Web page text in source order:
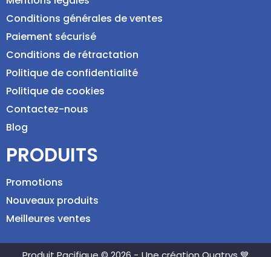
Conditions générales de ventes
Paiement sécurisé
Conditions de rétractation
Politique de confidentialité
Politique de cookies
Contactez-nous
Blog
PRODUITS
Promotions
Nouveaux produits
Meilleures ventes